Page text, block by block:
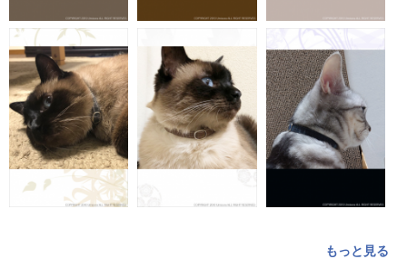
もっと見る